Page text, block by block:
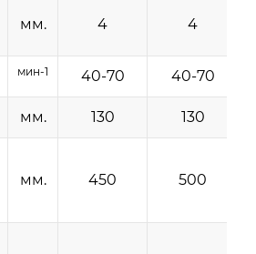
мм. 4 4
мин-1 40-70 40-70
мм. 130 130
мм. 450 500